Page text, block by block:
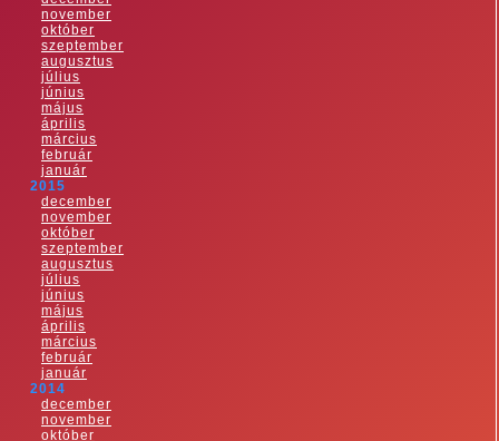
november
október
szeptember
augusztus
július
június
május
április
március
február
január
2015
december
november
október
szeptember
augusztus
július
június
május
április
március
február
január
2014
december
november
október